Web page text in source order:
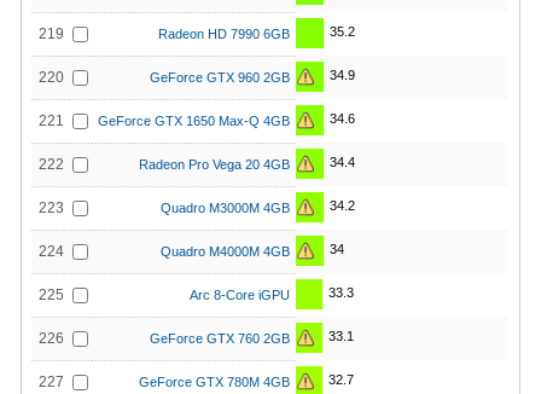
219 Radeon HD 7990 6GB 35.2
220 GeForce GTX 960 2GB 34.9
221 GeForce GTX 1650 Max-Q 4GB 34.6
222 Radeon Pro Vega 20 4GB 34.4
223 Quadro M3000M 4GB 34.2
224 Quadro M4000M 4GB 34
225 Arc 8-Core iGPU 33.3
226 GeForce GTX 760 2GB 33.1
227 GeForce GTX 780M 4GB 32.7